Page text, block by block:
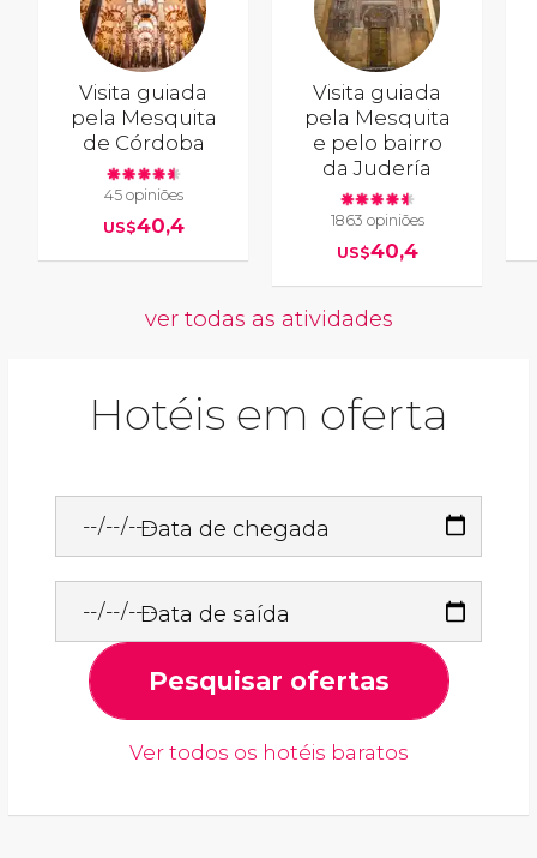
Visita guiada
pela Mesquita
de Córdoba
45 opiniões
US$40,4
Visita guiada
pela Mesquita
e pelo bairro
da Judería
1863 opiniões
US$40,4
ver todas as atividades
Hotéis em oferta
Data de chegada
Data de saída
Pesquisar ofertas
Ver todos os hotéis baratos